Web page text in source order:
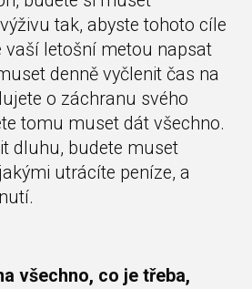
tak, abyste tohoto cíle
vaší letošní metou napsat
denně vyčlenit čas na
o záchranu svého
tomu muset dát všechno.
dluhu, budete muset
utrácíte peníze, a
všechno, co je třeba,